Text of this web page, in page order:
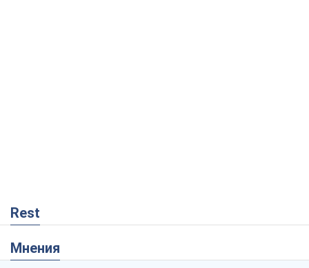
Rest
Мнения